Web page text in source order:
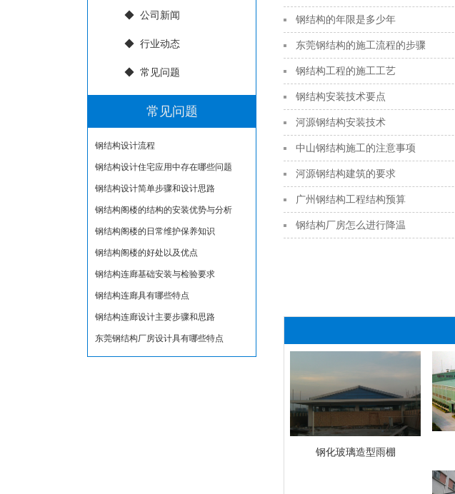
◆ 公司新闻
◆ 行业动态
◆ 常见问题
常见问题
钢结构设计流程
钢结构设计住宅应用中存在哪些问题
钢结构设计简单步骤和设计思路
钢结构阁楼的结构的安装优势与分析
钢结构阁楼的日常维护保养知识
钢结构阁楼的好处以及优点
钢结构连廊基础安装与检验要求
钢结构连廊具有哪些特点
钢结构连廊设计主要步骤和思路
东莞钢结构厂房设计具有哪些特点
钢结构的年限是多少年
东莞钢结构的施工流程的步骤
钢结构工程的施工工艺
钢结构安装技术要点
河源钢结构安装技术
中山钢结构施工的注意事项
河源钢结构建筑的要求
广州钢结构工程结构预算
钢结构厂房怎么进行降温
钢化玻璃造型雨棚